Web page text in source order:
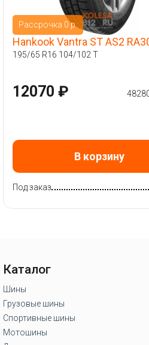
Рассрочка 0 р.
Hankook Vantra ST AS2
195/65 R16 104/102 T
12070 ₽
В корзину
Под заказ
Каталог
Шины
Грузовые шины
Спортивные шины
Мотошины